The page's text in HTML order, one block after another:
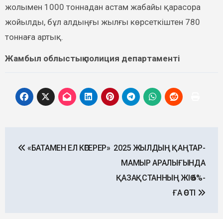
жолымен 1000 тоннадан астам жабайы қарасора
жойылды, бұл алдыңғы жылғы көрсеткіштен 780
тоннаға артық.
Жамбыл облыстық полиция департаменті
«БАТАМЕН ЕЛ КӨГЕРЕР» 2025 ЖЫЛДЫҢ ҚАҢТАР-
МАМЫР АРАЛЫҒЫНДА
ҚАЗАҚСТАННЫҢ ЖІӨ 6%-
ҒА ӨСТІ